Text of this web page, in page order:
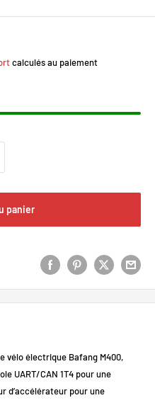
calculés au paiement
panier
vélo électrique Bafang M400,
UART/CAN 1T4 pour une
d’accélérateur pour une